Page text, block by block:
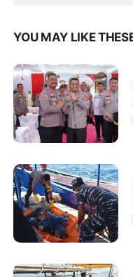
YOU MAY LIKE